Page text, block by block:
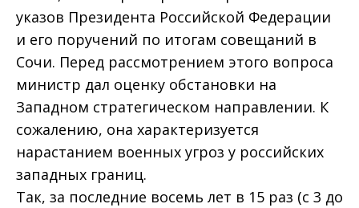
указов Президента Российской Федерации
и его поручений по итогам совещаний в
Сочи. Перед рассмотрением этого вопроса
министр дал оценку обстановки на
Западном стратегическом направлении. К
сожалению, она характеризуется
нарастанием военных угроз у российских
западных границ.
Так, за последние восемь лет в 15 раз (с 3 до